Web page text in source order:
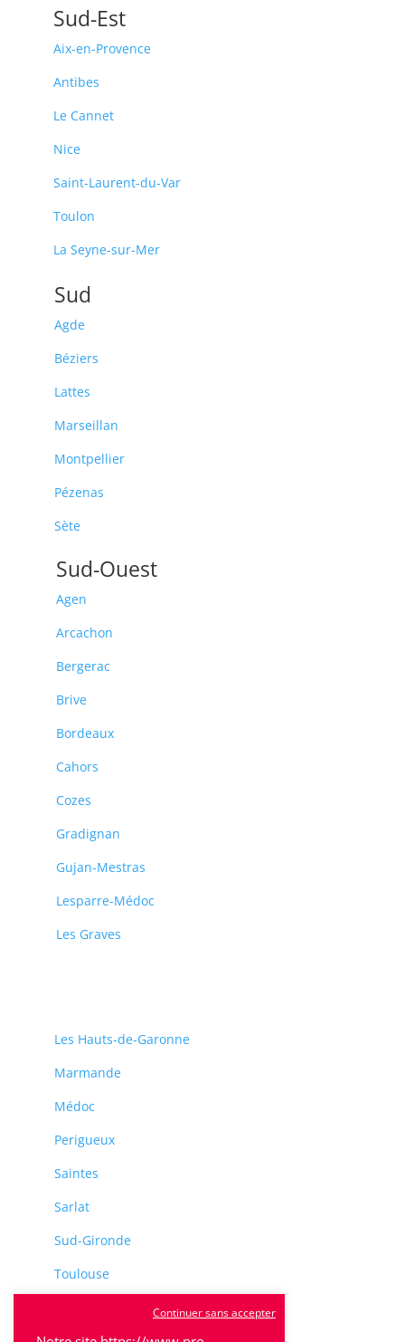
Sud-Est
Aix-en-Provence
Antibes
Le Cannet
Nice
Saint-Laurent-du-Var
Toulon
La Seyne-sur-Mer
Sud
Agde
Béziers
Lattes
Marseillan
Montpellier
Pézenas
Sète
Sud-Ouest
Agen
Arcachon
Bergerac
Brive
Bordeaux
Cahors
Cozes
Gradignan
Gujan-Mestras
Lesparre-Médoc
Les Graves
Les Hauts-de-Garonne
Marmande
Médoc
Perigueux
Saintes
Sarlat
Sud-Gironde
Toulouse
Continuer sans accepter